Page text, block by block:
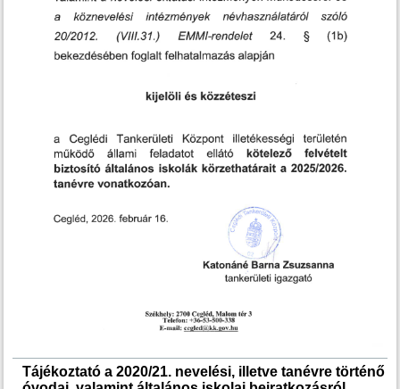
Tájékoztató a 2020/21. nevelési, illetve tanévre történő